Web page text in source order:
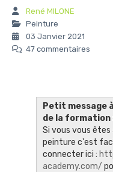
René MILONE
Peinture
03 Janvier 2021
47 commentaires
Petit message
de la formation
Si vous vous
peinture c'est
connecter ici :
academy.com/